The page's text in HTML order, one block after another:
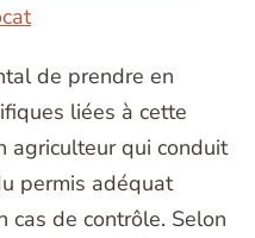
de prendre en
liées à cette
agriculteur qui conduit
permis adéquat
cas de contrôle. Selon